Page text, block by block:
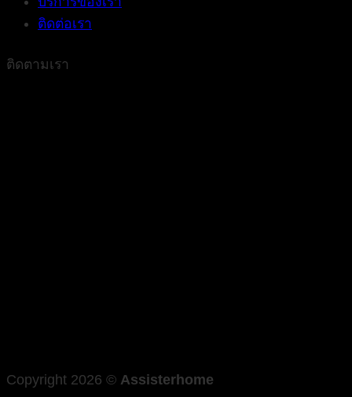
ติดต่อเรา
ติดตามเรา
Copyright 2026 © Assisterhome